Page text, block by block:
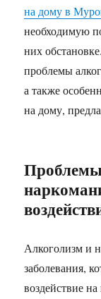
на дому в
необходимую
них
проблемы
а также
на дому,
Алкоголизм и
заболевания,
воздействие